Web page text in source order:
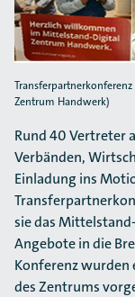
Zentrum Handwerk)
Rund 40 Vertreter
Verbänden,
Einladung ins
sie das
Angebote in die
Konferenz wurden
des Zentrums